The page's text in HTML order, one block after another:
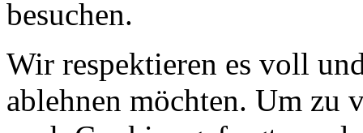
besuchen.
Wir respektieren es voll
ablehnen möchten. Um zu